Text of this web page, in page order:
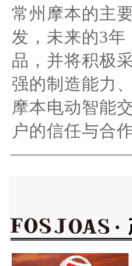
常州摩本的主
发，未来的3
品，并将积极
强的制造能力
摩本电动智能
户的信任与合